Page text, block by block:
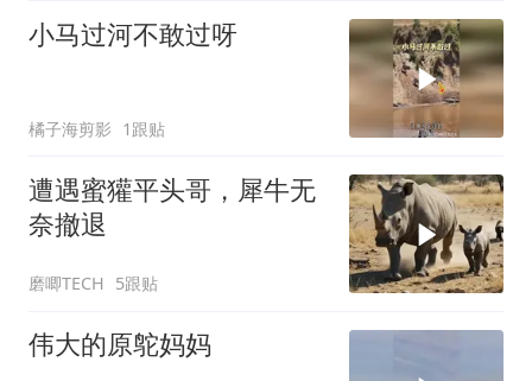
小马过河不敢过呀
橘子海剪影 1跟贴
遭遇蜜獾平头哥，犀牛无
奈撤退
磨唧TECH 5跟贴
伟大的原鸵妈妈